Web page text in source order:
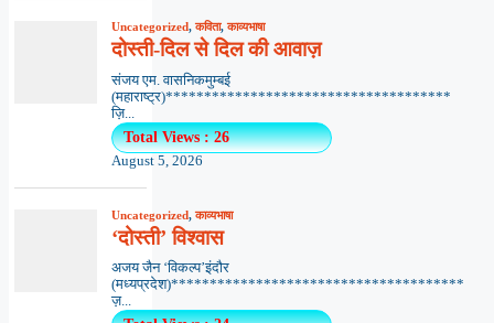
Uncategorized,कविता,काव्यभाषा
दोस्ती-दिल से दिल की आवाज़
संजय एम. वासनिकमुम्बई
(महाराष्ट्र)*************************************
ज़ि...
Total Views : 26
August 5, 2026
Uncategorized,काव्यभाषा
‘दोस्ती’ विश्वास
अजय जैन ‘विकल्प’इंदौर
(मध्यप्रदेश)**************************************
ज़...